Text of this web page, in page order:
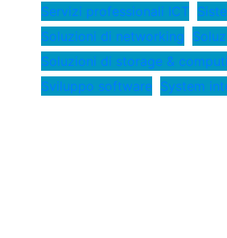
Servizi professionali ICT
Soluzioni di networking
Soluzioni di storage &
Sviluppo software System